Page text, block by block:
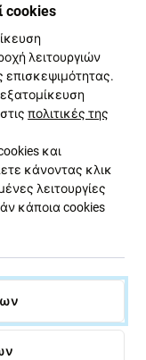
10+ τεμ
1 τεμ
cookies
λειτουργιών
επισκεψιμότητας.
πολιτικές της
και
κάνοντας κλικ
λειτουργίες
κάποια cookies